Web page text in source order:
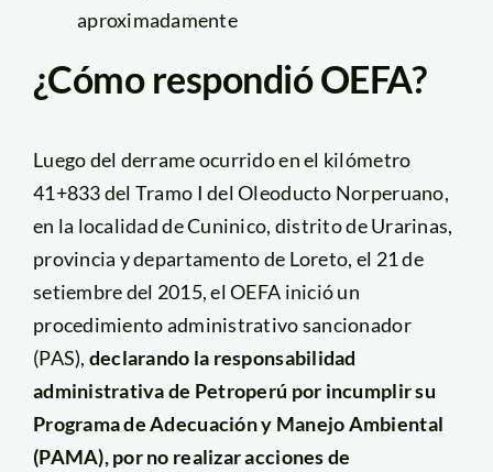
aproximadamente
¿Cómo respondió OEFA?
Luego del derrame ocurrido en el kilómetro
41+833 del Tramo I del Oleoducto Norperuano,
en la localidad de Cuninico, distrito de Urarinas,
provincia y departamento de Loreto, el 21 de
setiembre del 2015, el OEFA inició un
procedimiento administrativo sancionador
(PAS), declarando la responsabilidad
administrativa de Petroperú por incumplir su
Programa de Adecuación y Manejo Ambiental
(PAMA), por no realizar acciones de